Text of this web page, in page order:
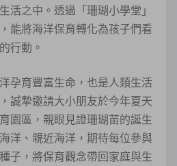
活之中。透過「珊瑚小學堂」
能將海洋保育轉化為孩子們看
行動。
孕育豐富生命，也是人類生活
誠摯邀請大小朋友於今年夏天
園區，親眼見證珊瑚苗的誕生
洋、親近海洋，期待每位參與
子，將保育觀念帶回家庭與生